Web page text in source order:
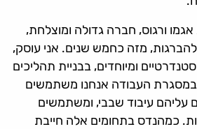
ורגוס, חברה גדולה ומוצלחת,
מזה כחמש שנים. אני עוסק,
ומיוחדים, בבניית תהליכים
במסגרת העבודה אנחנו משתמשים
עליהם עיבוד שבבי, ומשתמשים
כמהנדס בתחומים אלה חייבת